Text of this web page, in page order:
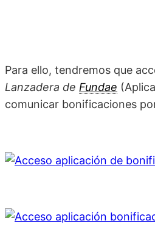
Para ello, tendremos que
Lanzadera de Fundae
comunicar bonificaciones